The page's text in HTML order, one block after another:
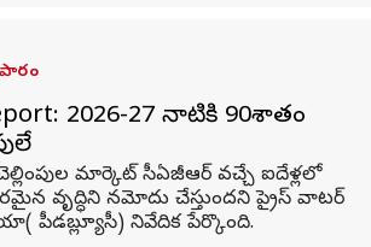
2026-27 నాటికి 90శాతం
మార్కెట్ సీఏజీఆర్ వచ్చే ఐదేళ్లలో
వృద్ధిని నమోదు చేస్తుందని ప్రైస్ వాటర్
పీడబ్ల్యూసీ) నివేదిక పేర్కొంది.